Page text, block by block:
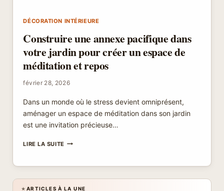
DÉCORATION INTÉRIEURE
Construire une annexe pacifique dans
votre jardin pour créer un espace de
méditation et repos
février 28, 2026
Dans un monde où le stress devient omniprésent,
aménager un espace de méditation dans son jardin
est une invitation précieuse…
LIRE LA SUITECONSTRUIRE
PACIFIQUE
DANS
VOTRE
★ ARTICLES À LA UNE